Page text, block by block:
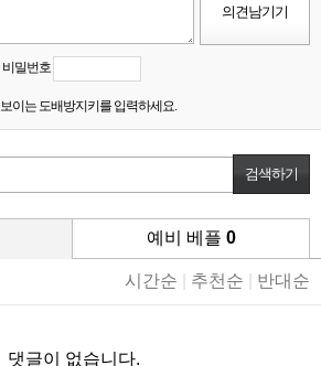
비밀번호
보이는 도배방지키를 입력하세요.
예비 베플 0
시간순 추천순 반대순
댓글이 없습니다.